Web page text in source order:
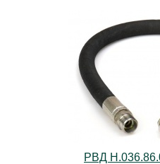
РВД